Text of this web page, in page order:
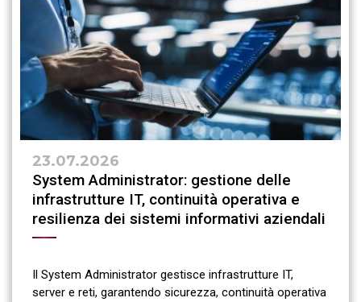
23.07.2026
System Administrator: gestione delle
infrastrutture IT, continuità operativa e
resilienza dei sistemi informativi aziendali
Il System Administrator gestisce infrastrutture IT,
server e reti, garantendo sicurezza, continuità operativa